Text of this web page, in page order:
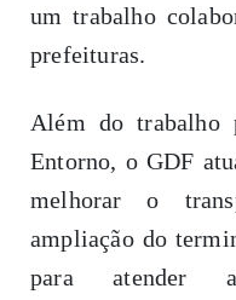
um trabalho
prefeituras.
Além do trabalho
Entorno, o GDF
melhorar o
ampliação do
para atender